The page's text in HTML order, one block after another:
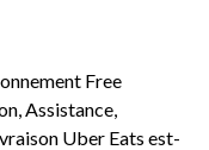
Free
Assistance,
Uber Eats est-